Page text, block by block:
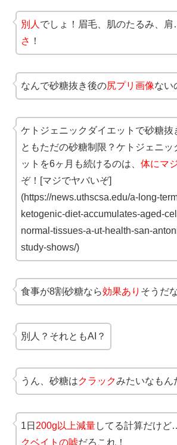
別人 でしょ！眉毛、肌のたるみ、
さ ！
なんで砂糖抜き後の尻プリ画像ない
ケトジェニックダイエットで砂糖抜
ともただの砂糖制限？ケトジェニッ
ットを6ヶ月も続けるのは、 体にマ
ぞ！[マジでヤバいぞ]
(https://news.uthscsa.edu/a-long-
ketogenic-diet-accumulates-aged-
normal-tissues-a-ut-health-san-
study-shows/)
食事が8割砂糖なら効果あり そうだ
別人？それともAI？
うん、砂糖はクラックみたいなもん
1日 200g以上減量してる計算だけど
クベイトの嘘だろこれ！